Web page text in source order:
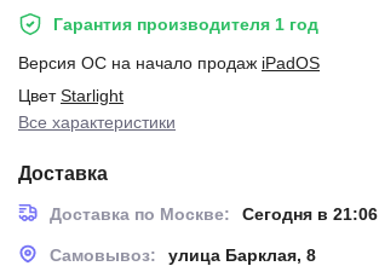
Гарантия производителя 1 год
Версия ОС на начало продаж iPadOS
ЦветStarlight
Все характеристики
Доставка
Доставка по Москве: Сегодня в 21:06
Самовывоз:
улица Барклая, 8